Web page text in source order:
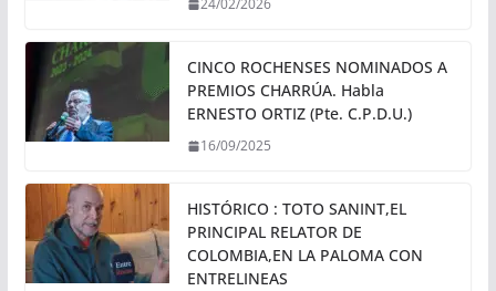
24/02/2026
CINCO ROCHENSES NOMINADOS A
PREMIOS CHARRÚA. Habla
ERNESTO ORTIZ (Pte. C.P.D.U.)
16/09/2025
HISTÓRICO : TOTO SANINT,EL
PRINCIPAL RELATOR DE
COLOMBIA,EN LA PALOMA CON
ENTRELINEAS